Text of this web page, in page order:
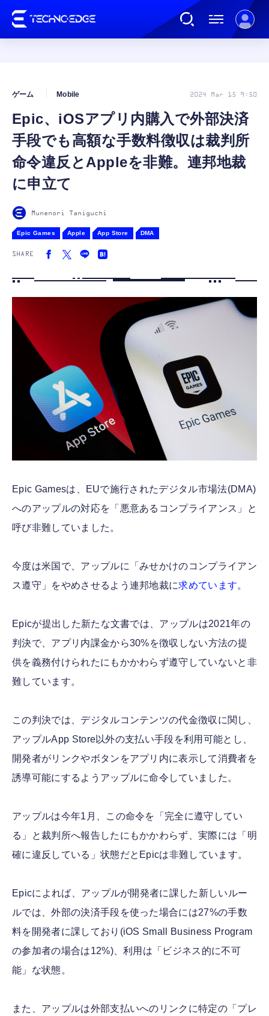
AI
ガジェット
カルチャー
FOLLOW US
Epic、iOSアプリ内購入で外部決済
手段でも高額な手数料徴収は裁判所
命令違反とAppleを非難。連邦地裁
に申立て
ゲーム Mobile 2024 Mar 15 9:50
Munenori Taniguchi
Epic Games Apple App Store DMA
SHARE
Epic Gamesは、EUで施行されたデジタル市場法(DMA)
へのアップルの対応を「悪意あるコンプライアンス」と
呼び非難していました。
今度は米国で、アップルに「みせかけのコンプライアン
ス遵守」をやめさせるよう連邦地裁に求めています。
Epicが提出した新たな文書では、アップルは2021年の
判決で、アプリ内課金から30%を徴収しない方法の提
供を義務付けられたにもかかわらず遵守していないと非
難しています。
この判決では、デジタルコンテンツの代金徴収に関し、
アップルApp Store以外の支払い手段を利用可能とし、
開発者がリンクやボタンをアプリ内に表示して消費者を
誘導可能にするようアップルに命令していました。
アップルは今年1月、この命令を「完全に遵守してい
る」と裁判所へ報告したにもかかわらず、実際には「明
確に違反している」状態だとEpicは非難しています。
Epicによれば、アップルが開発者に課した新しいルー
ルでは、外部の決済手段を使った場合には27%の手数
料を開発者に課しており(iOS Small Business Program
の参加者の場合は12%)、利用は「ビジネス的に不可
能」な状態。
また、アップルは外部支払いへのリンクに特定の「プレ